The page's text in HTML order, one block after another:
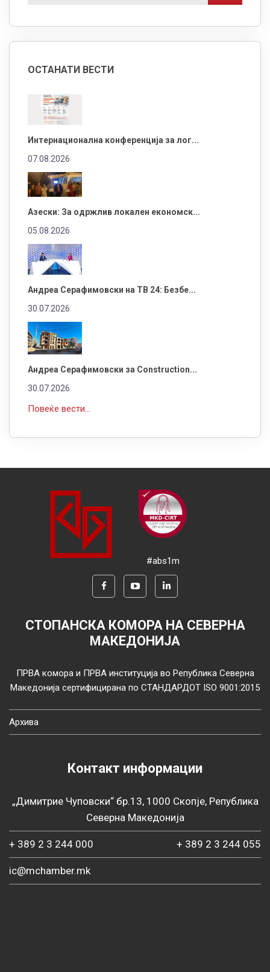
ОСТАНАТИ ВЕСТИ
Интернационална конференција за лог...
07.08.2026
Азески: За одржлив локален економск...
05.08.2026
Андреа Серафимовски на ТВ 24: Безбе...
30.07.2026
Андреа Серафимовски за Construction...
30.07.2026
Повеќе вести...
#abs1m
СТОПАНСКА КОМОРА НА СЕВЕРНА
МАКЕДОНИЈА
ПРВА комора и ПРВА институција во Република Северна
Македонија сертифицирана по СТАНДАРДОТ ISO 9001:2015
Архива
Контакт информации
„Димитрие Чуповски“ бр.13, 1000 Скопје, Република
Северна Македонија
+ 389 2 3 244 000 + 389 2 3 244 055
ic@mchamber.mk